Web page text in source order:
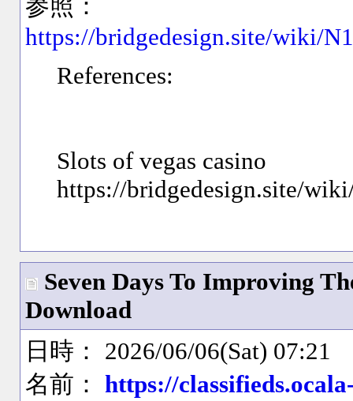
参照：
https://bridgedesign.site/wiki/
References:
Slots of vegas casino
https://bridgedesign.site/
Seven Days To Improving
Download
日時： 2026/06/06(Sat) 07:21
名前：https://